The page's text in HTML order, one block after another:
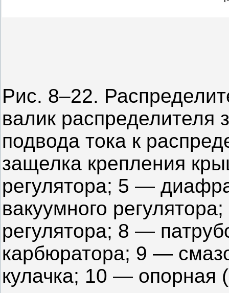
Рис. 8–22.
валик
подвода тока к
защелка крепления
регулятора; 5 —
вакуумного
регулятора; 8 —
карбюратора; 9 —
кулачка; 10 — опорная